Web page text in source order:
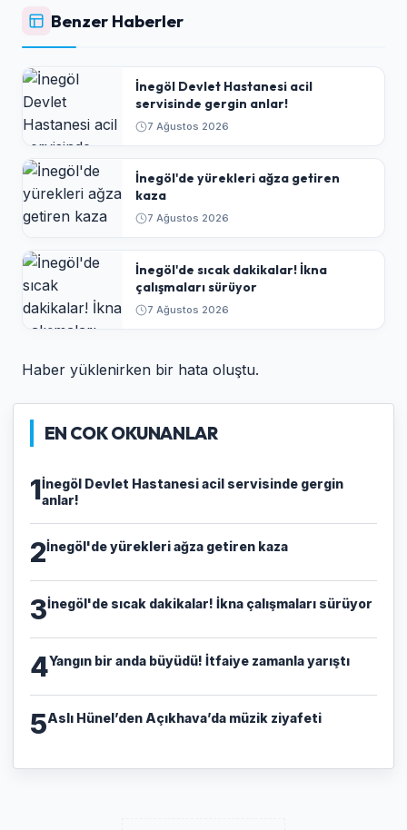
Benzer Haberler
İnegöl Devlet Hastanesi acil
servisinde gergin anlar!
7 Ağustos 2026
İnegöl'de yürekleri ağza getiren
kaza
7 Ağustos 2026
İnegöl'de sıcak dakikalar! İkna
çalışmaları sürüyor
7 Ağustos 2026
Haber yüklenirken bir hata oluştu.
EN COK OKUNANLAR
1İnegöl Devlet Hastanesi acil servisinde gergin
anlar!
2İnegöl'de yürekleri ağza getiren kaza
3İnegöl'de sıcak dakikalar! İkna çalışmaları sürüyor
4Yangın bir anda büyüdü! İtfaiye zamanla yarıştı
5Aslı Hünel’den Açıkhava’da müzik ziyafeti